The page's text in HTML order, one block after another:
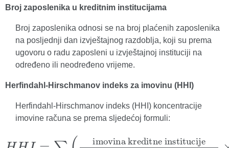
Broj zaposlenika u kreditnim institucijama
Broj zaposlenika odnosi se na broj plaćenih zaposlenika
na posljednji dan izvještajnog razdoblja, koji su prema
ugovoru o radu zaposleni u izvještajnoj instituciji na
određeno ili neodređeno vrijeme.
Herfindahl-Hirschmanov indeks za imovinu (HHI)
Herfindahl-Hirschmanov indeks (HHI) koncentracije
imovine računa se prema sljedećoj formuli:
HHI ∑(imovina kreditne institucije
imovina svih kreditnih institucija×100